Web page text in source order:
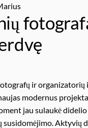
ir organizatorių
modernus
jau sulaukė
susidomėjimo. Aktyvių